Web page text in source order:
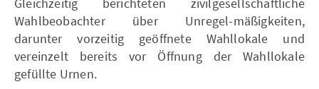
Wahlbeobachter über Unregel-mäßigkeiten,
darunter vorzeitig geöffnete Wahllokale und
vereinzelt bereits vor Öffnung der Wahllokale
gefüllte Urnen.